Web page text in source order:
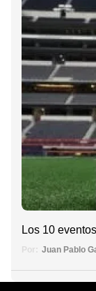
Los 10
Por: Juan Pablo